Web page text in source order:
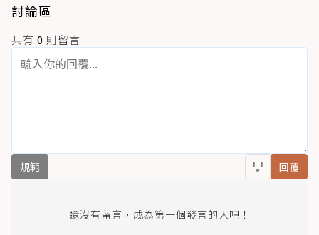
討論區
共有 0 則留言
規範 回覆
還沒有留言，成為第一個發言的人吧！